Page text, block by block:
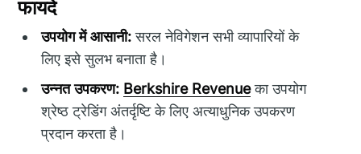
फायदे
उपयोग में आसानी:सरल नेविगेशन सभी व्यापारियों के
लिए इसे सुलभ बनाता है।
उन्नत उपकरण: Berkshire Revenueका उपयोग
श्रेष्ठ ट्रेडिंग अंतर्दृष्टि के लिए अत्याधुनिक उपकरण
प्रदान करता है।